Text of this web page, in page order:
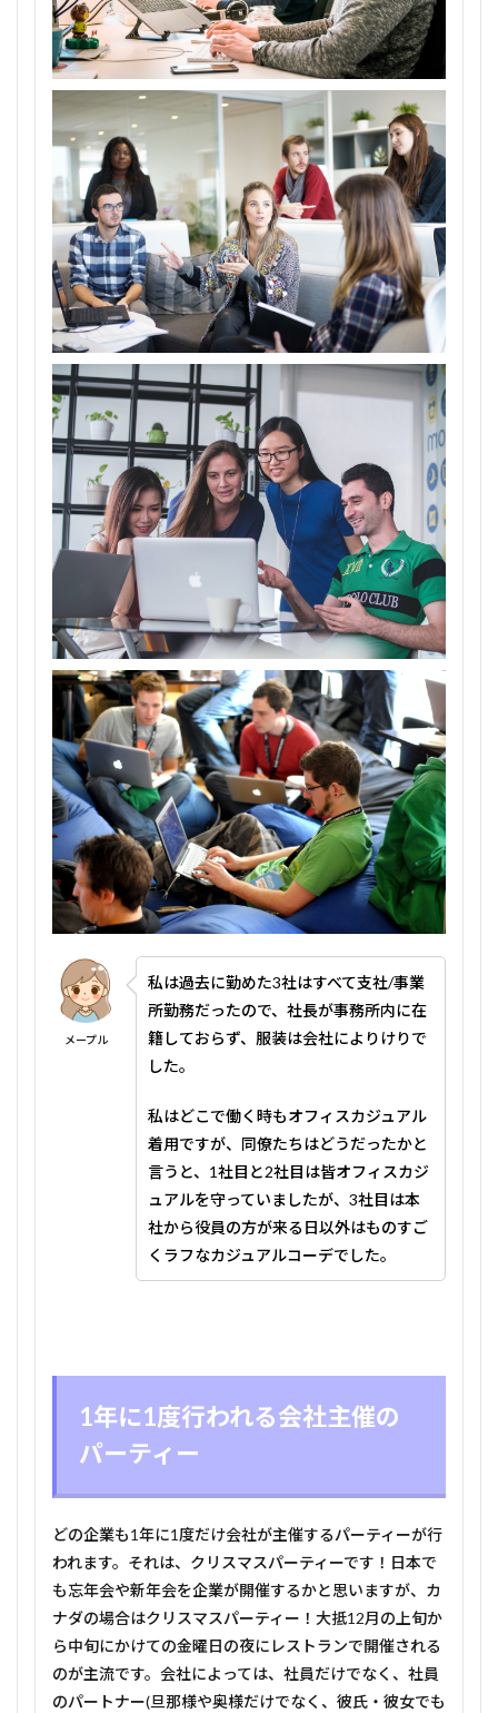
メープル
私は過去に勤めた3社はすべて支社/事業
所勤務だったので、社長が事務所内に在
籍しておらず、服装は会社によりけりで
した。
私はどこで働く時もオフィスカジュアル
着用ですが、同僚たちはどうだったかと
言うと、1社目と2社目は皆オフィスカジ
ュアルを守っていましたが、3社目は本
社から役員の方が来る日以外はものすご
くラフなカジュアルコーデでした。
1年に1度行われる会社主催の
パーティー
どの企業も1年に1度だけ会社が主催するパーティーが行
われます。それは、クリスマスパーティーです！日本で
も忘年会や新年会を企業が開催するかと思いますが、カ
ナダの場合はクリスマスパーティー！大抵12月の上旬か
ら中旬にかけての金曜日の夜にレストランで開催される
のが主流です。会社によっては、社員だけでなく、社員
のパートナー(旦那様や奥様だけでなく、彼氏・彼女でも